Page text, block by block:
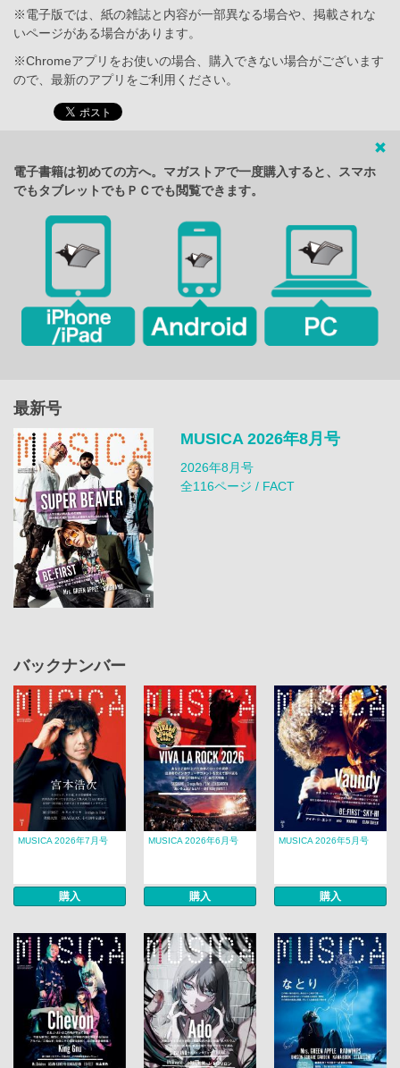
※電子版では、紙の雑誌と内容が一部異なる場合や、掲載されな
いページがある場合があります。
※Chromeアプリをお使いの場合、購入できない場合がございます
ので、最新のアプリをご利用ください。
電子書籍は初めての方へ。マガストアで一度購入すると、スマホ
でもタブレットでもＰＣでも閲覧できます。
最新号
MUSICA 2026年8月号
2026年8月号
全116ページ / FACT
バックナンバー
MUSICA 2026年7月号
購入
MUSICA 2026年6月号
購入
MUSICA 2026年5月号
購入